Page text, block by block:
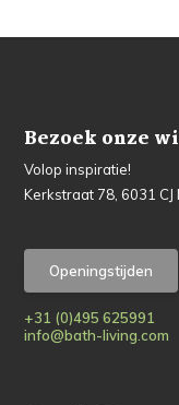
Bezoek onze
Volop inspiratie!
Kerkstraat 78, 6031
Openingstijden
+31 (0)495 625991
info@bath-living.com